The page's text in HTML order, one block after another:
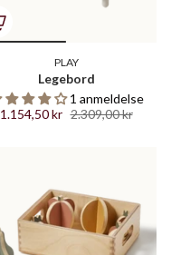
PLAY
Legebord
1 anmeldelse
1.154,50 kr 2.309,00 kr